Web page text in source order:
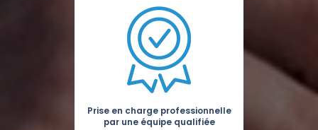
Prise en charge professionnelle
par une équipe qualifiée